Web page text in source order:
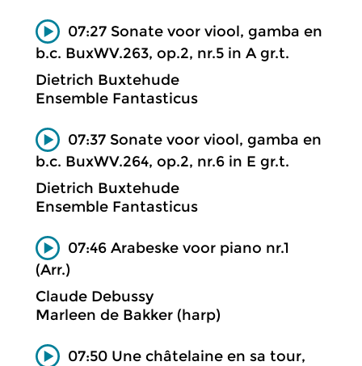
07:27 Sonate voor viool, gamba en
b.c. BuxWV.263, op.2, nr.5 in A gr.t.
Dietrich Buxtehude
Ensemble Fantasticus
07:37 Sonate voor viool, gamba en
b.c. BuxWV.264, op.2, nr.6 in E gr.t.
Dietrich Buxtehude
Ensemble Fantasticus
07:46 Arabeske voor piano nr.1
(Arr.)
Claude Debussy
Marleen de Bakker (harp)
07:50 Une châtelaine en sa tour,